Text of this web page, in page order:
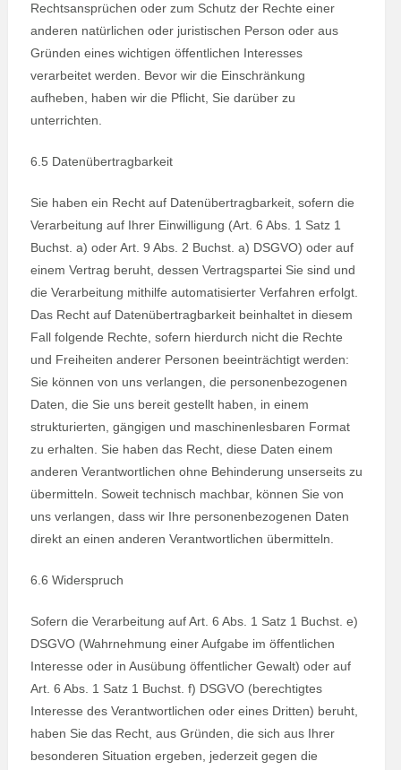
Rechtsan­sprüchen oder zum Schutz der Rechte einer
anderen natürlichen oder juristischen Person oder aus
Gründen eines wichtigen öffentlichen Interesses
verarbeitet werden. Bevor wir die Einschränkung
aufheben, haben wir die Pflicht, Sie darüber zu
unterrichten.
6.5 Datenübertragbarkeit
Sie haben ein Recht auf Datenübertragbarkeit, sofern die
Verarbeitung auf Ihrer Einwilligung (Art. 6 Abs. 1 Satz 1
Buchst. a) oder Art. 9 Abs. 2 Buchst. a) DSGVO) oder auf
einem Vertrag beruht, dessen Vertragspartei Sie sind und
die Verarbeitung mithilfe automatisierter Verfahren erfolgt.
Das Recht auf Datenübertragbarkeit beinhaltet in diesem
Fall folgende Rechte, sofern hierdurch nicht die Rechte
und Freiheiten anderer Personen beeinträchtigt werden:
Sie können von uns verlangen, die personenbezogenen
Daten, die Sie uns bereit gestellt haben, in einem
strukturierten, gängigen und maschinenlesbaren Format
zu erhalten. Sie haben das Recht, diese Daten einem
anderen Verantwortlichen ohne Behinderung unserseits zu
übermitteln. Soweit technisch machbar, können Sie von
uns verlangen, dass wir Ihre personenbezogenen Daten
direkt an einen anderen Verantwortlichen übermitteln.
6.6 Widerspruch
Sofern die Verarbeitung auf Art. 6 Abs. 1 Satz 1 Buchst. e)
DSGVO (Wahrnehmung einer Aufgabe im öffentlichen
Interesse oder in Ausübung öffentlicher Gewalt) oder auf
Art. 6 Abs. 1 Satz 1 Buchst. f) DSGVO (berechtigtes
Interesse des Verantwortlichen oder eines Dritten) beruht,
haben Sie das Recht, aus Gründen, die sich aus Ihrer
besonderen Situation ergeben, jederzeit gegen die